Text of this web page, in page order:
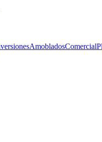
AmobladosComercial